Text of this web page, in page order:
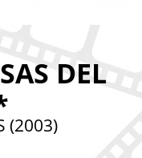
DEL
(2003)